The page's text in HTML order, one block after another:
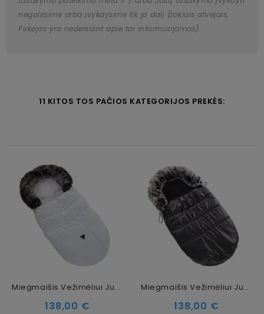
negalėsime arba įvykdysime tik jo dalį (tokiais atvejais,
Pirkėjas yra nedelsiant apie tai informuojamas).
11 KITOS TOS PAČIOS KATEGORIJOS PREKĖS:
Miegmaišis Vežimėliui Junama, White/Silver
Kaina
138,00 €
Miegmaišis Vežimėliui Junama, Black Rose Gold
Kaina
138,00 €